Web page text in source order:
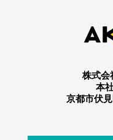
株式会
本
京都市伏